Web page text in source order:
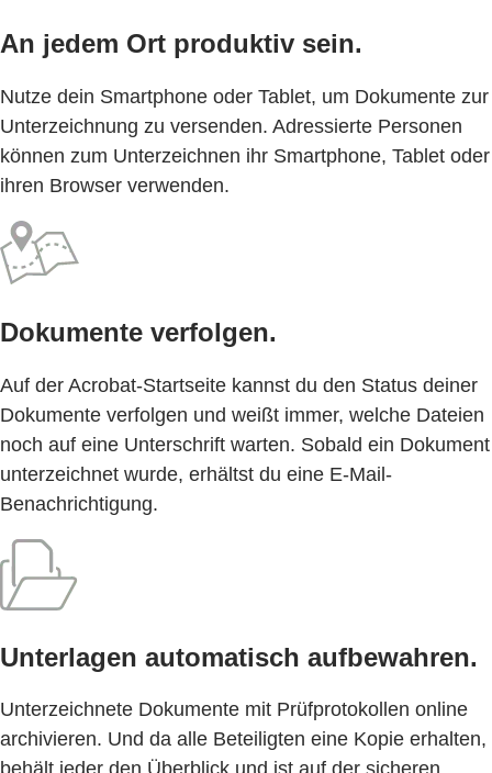
An jedem Ort produktiv sein.
Nutze dein Smartphone oder Tablet, um Dokumente zur
Unterzeichnung zu versenden. Adressierte Personen
können zum Unterzeichnen ihr Smartphone, Tablet oder
ihren Browser verwenden.
Dokumente verfolgen.
Auf der Acrobat-Startseite kannst du den Status deiner
Dokumente verfolgen und weißt immer, welche Dateien
noch auf eine Unterschrift warten. Sobald ein Dokument
unterzeichnet wurde, erhältst du eine E-Mail-
Benachrichtigung.
Unterlagen automatisch aufbewahren.
Unterzeichnete Dokumente mit Prüfprotokollen online
archivieren. Und da alle Beteiligten eine Kopie erhalten,